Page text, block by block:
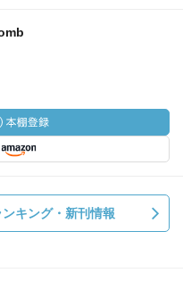
キング・新刊情報